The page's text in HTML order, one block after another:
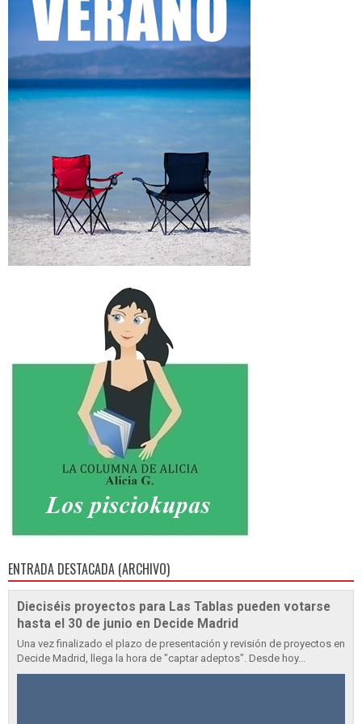
ENTRADA DESTACADA (ARCHIVO)
Dieciséis proyectos para Las Tablas pueden votarse
hasta el 30 de junio en Decide Madrid
Una vez finalizado el plazo de presentación y revisión de proyectos en
Decide Madrid, llega la hora de "captar adeptos". Desde hoy...